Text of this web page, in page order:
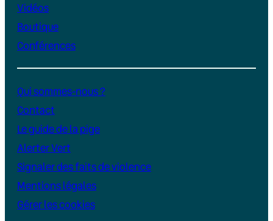
Vidéos
Boutique
Conférences
Qui sommes-nous ?
Contact
Le guide de la pige
Alerter Vert
Signaler des faits de violence
Mentions légales
Gérer les cookies